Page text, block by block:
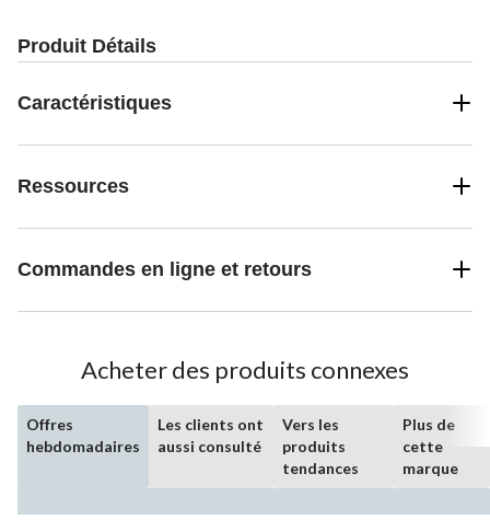
Produit Détails
Caractéristiques
Ressources
Commandes en ligne et retours
Acheter des produits connexes
Offres
hebdomadaires
Les clients ont
aussi consulté
Vers les
produits
tendances
Plus de
cette
marque